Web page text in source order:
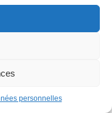
personnelles